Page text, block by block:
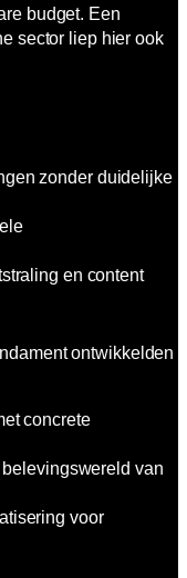
budget. Een
sector liep hier ook
zonder duidelijke
en content
ontwikkelden
concrete
van
voor